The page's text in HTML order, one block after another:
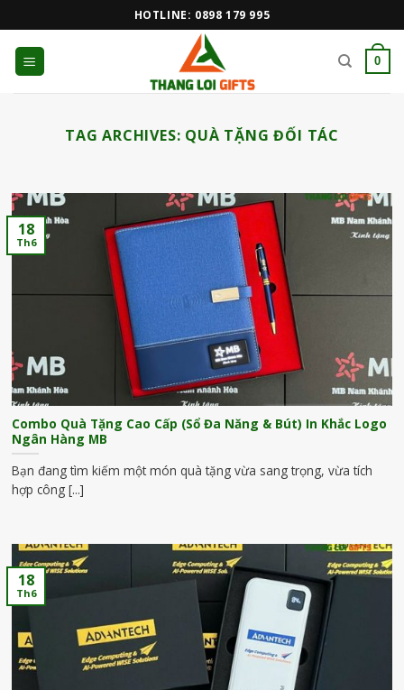
to
content
HOTLINE: 0898 179 995
0
TAG ARCHIVES: QUÀ TẶNG ĐỐI TÁC
Combo Quà Tặng Cao Cấp (Sổ Đa Năng & Bút) In Khắc Logo
Ngân Hàng MB
Bạn đang tìm kiếm một món quà tặng vừa sang trọng, vừa tích
hợp công [...]
18
Th6
18
Th6